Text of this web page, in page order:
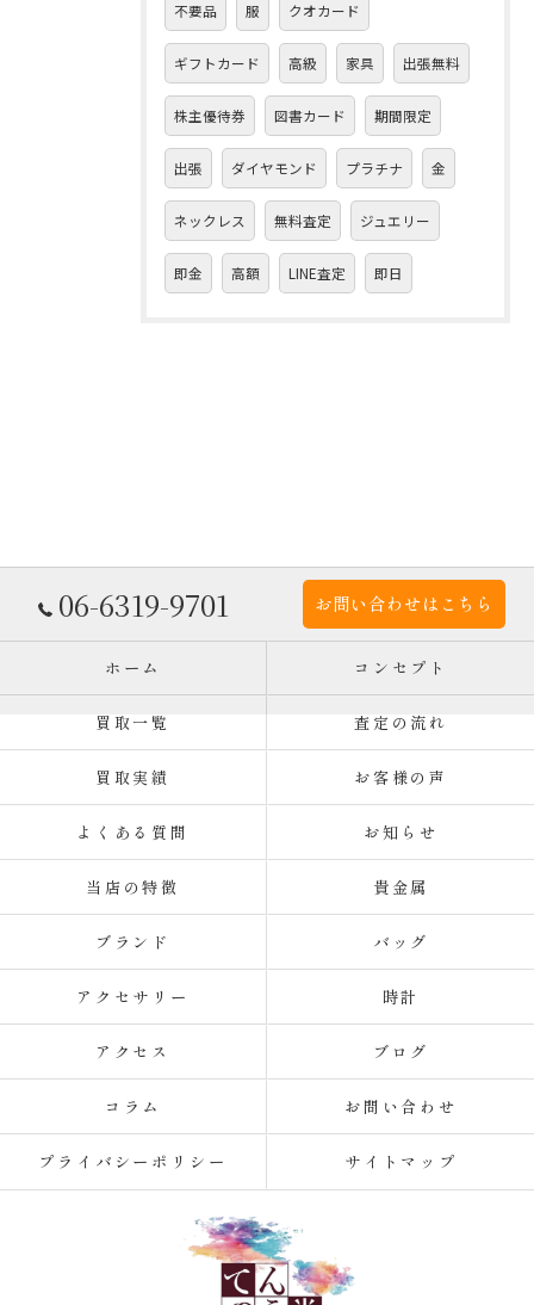
不要品 服 クオカード
ギフトカード 高級 家具 出張無料
株主優待券 図書カード 期間限定
出張 ダイヤモンド プラチナ 金
ネックレス 無料査定 ジュエリー
即金 高額 LINE査定 即日
06-6319-9701 お問い合わせはこちら
ホーム コンセプト
買取一覧 査定の流れ
買取実績 お客様の声
よくある質問 お知らせ
当店の特徴 貴金属
ブランド バッグ
アクセサリー 時計
アクセス ブログ
コラム お問い合わせ
プライバシーポリシー サイトマップ